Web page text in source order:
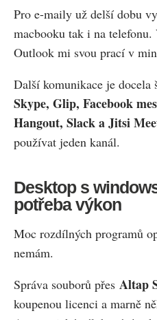
Pro e-maily už delší dobu
macbooku tak i na
Outlook mi svou prací v
Další komunikace je docela
Skype, Glip, Facebook
Hangout, Slack a Jitsi
používat jeden kanál.
Desktop s
potřeba výkon
Moc rozdílných programů
nemám.
Správa souborů přes Altap
koupenou licenci a marně